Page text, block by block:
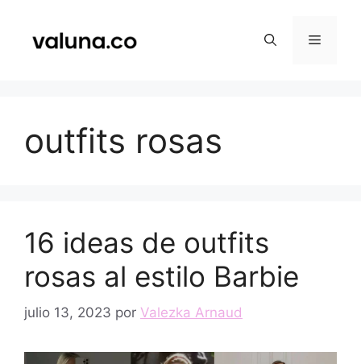
contenido
Menú
outfits rosas
16 ideas de outfits
rosas al estilo Barbie
julio 13, 2023 por Valezka Arnaud